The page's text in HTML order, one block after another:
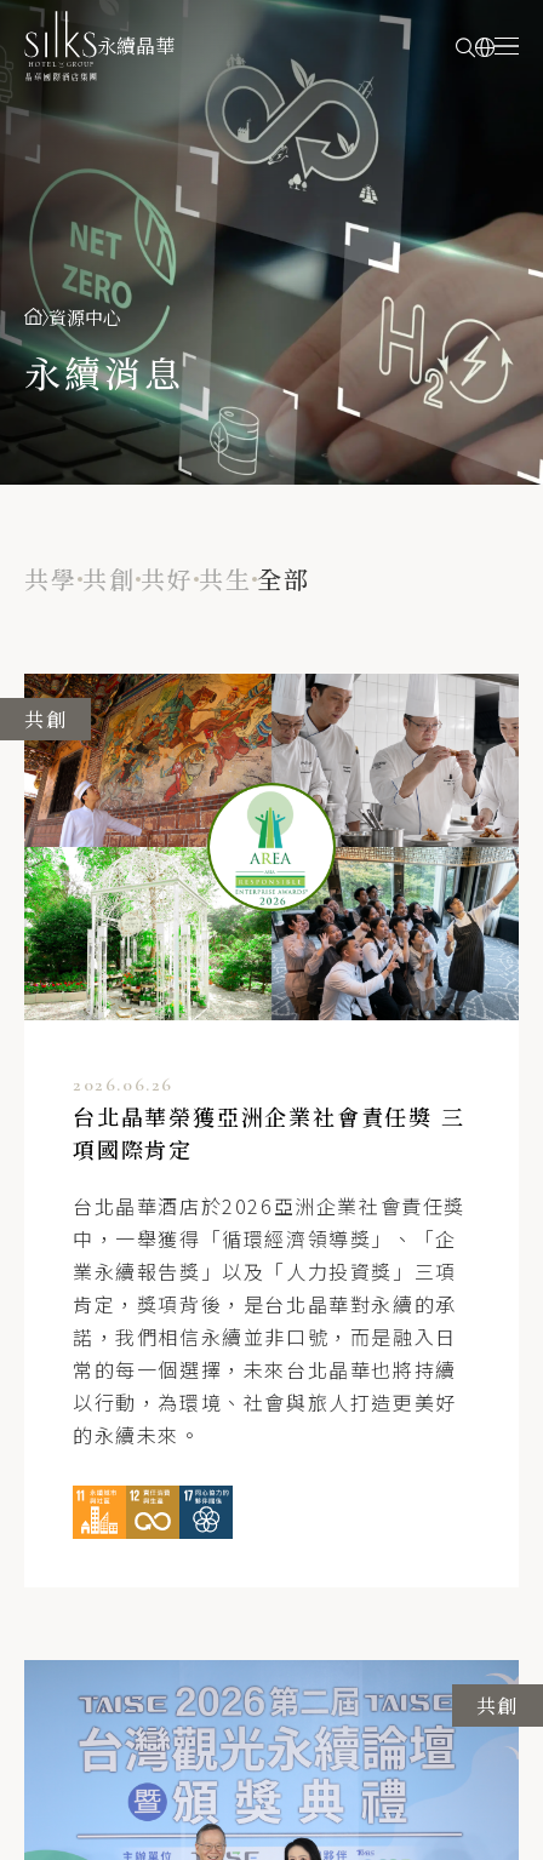
永續晶華
資源中心
永續消息
共學 共創 共好 共生 全部
共創
2026.06.26
台北晶華榮獲亞洲企業社會責任獎 三
項國際肯定
台北晶華酒店於2026亞洲企業社會責任獎
中，一舉獲得「循環經濟領導獎」、「企
業永續報告獎」以及「人力投資獎」三項
肯定，獎項背後，是台北晶華對永續的承
諾，我們相信永續並非口號，而是融入日
常的每一個選擇，未來台北晶華也將持續
以行動，為環境、社會與旅人打造更美好
的永續未來。
共創